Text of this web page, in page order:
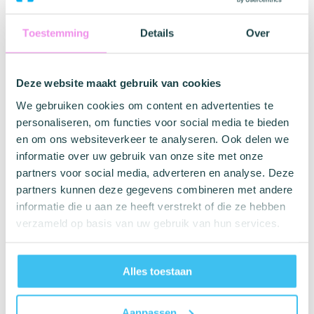
Toestemming Details Over
Deze website maakt gebruik van cookies
We gebruiken cookies om content en advertenties te
personaliseren, om functies voor social media te bieden
en om ons websiteverkeer te analyseren. Ook delen we
informatie over uw gebruik van onze site met onze
partners voor social media, adverteren en analyse. Deze
partners kunnen deze gegevens combineren met andere
informatie die u aan ze heeft verstrekt of die ze hebben
verzameld op basis van uw gebruik van hun services.
Alles toestaan
en geslaagd voor de strenge Europese CE 0123-
plezierige voorbehoedsmiddelen, hermetisch verpakt en
van houdbaarheidsdatum voorzien. Je vindt ze niet bij de
online bij Condoom.nl.
Voor wie geschikt?
Voor jou is seks méér dan een spelletje. Je bent steeds op
zoek naar nieuwe ervaringen. Normale condooms heb je
al geprobeerd, maar je wilt haar nóg meer laten genieten.
Met de horizontale ribbels en willekeurig verdeelde
noppen stimuleer je de binnenkant van haar vagina en
haar G-plek.
52mm. Voor de meeste mannen is dat een perfecte
maat. Weet je niet zeker wat jouw maat is, dan is het
handig om deomtrek op te meten.